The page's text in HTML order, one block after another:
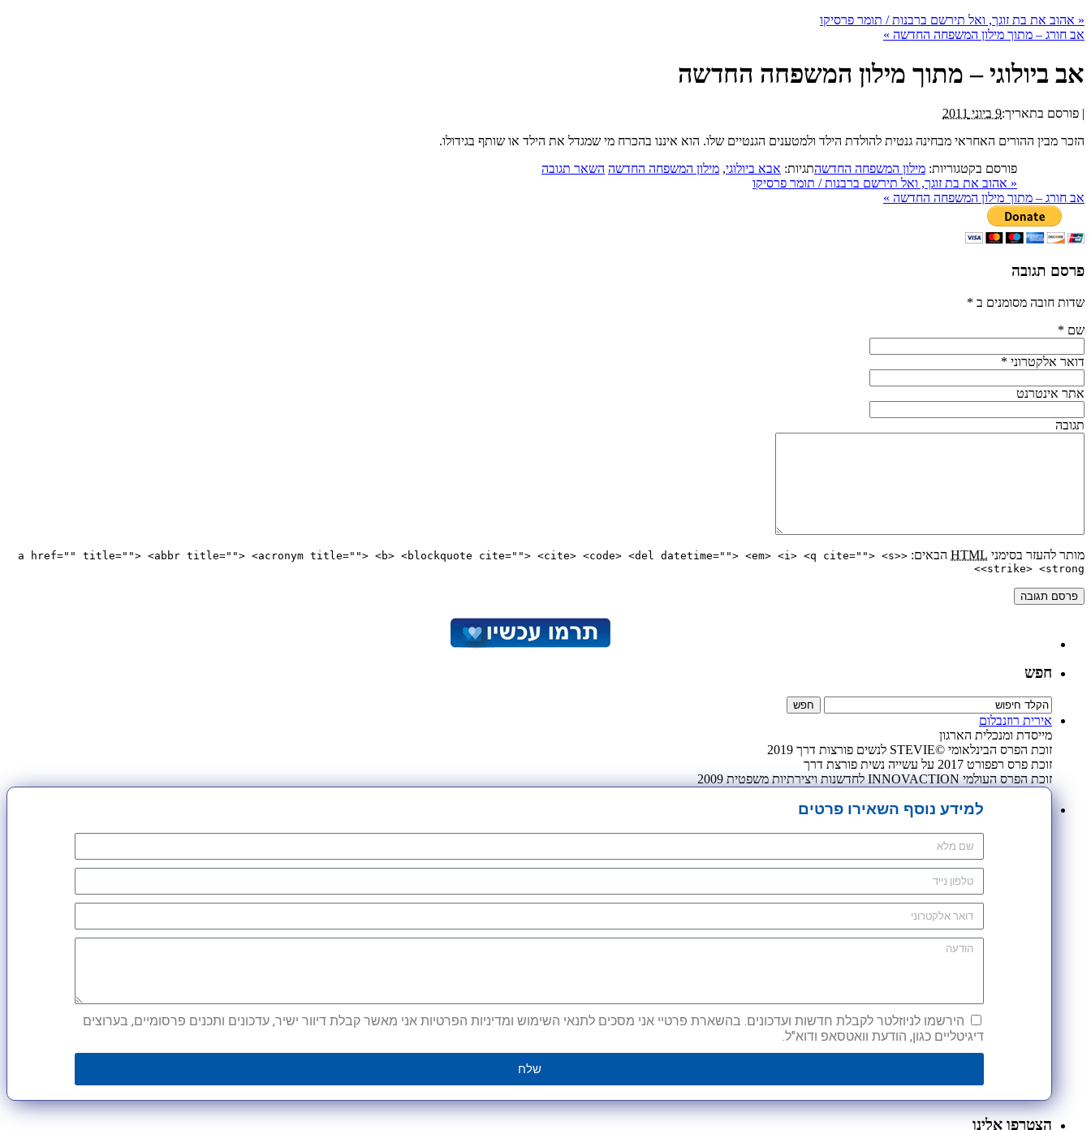
« אהוב את בת זוגך, ואל תירשם ברבנות / תומר פרסיקו
אב חורג – מתוך מילון המשפחה החדשה »
אב ביולוגי – מתוך מילון המשפחה החדשה
| פורסם בתאריך:9 ביוני 2011
הזכר מבין ההורים האחראי מבחינה גנטית להולדת הילד ולמטענים הגנטיים שלו. הוא איננו בהכרח מי שמגדל את הילד או שותף בגידולו.
פורסם בקטגוריות: מילון המשפחה החדשהתגיות: אבא ביולוגי, מילון המשפחה החדשה השאר תגובה
« אהוב את בת זוגך, ואל תירשם ברבנות / תומר פרסיקו
אב חורג – מתוך מילון המשפחה החדשה »
פרסם תגובה
שדות חובה מסומנים ב *
שם *
דואר אלקטרוני *
אתר אינטרנט
תגובה
מותר להעזר בסימני HTML הבאים:
<a href="" title=""> <abbr title=""> <acronym title=""> <b> <blockquote cite=""> <cite> <code> <del datetime=""> <em> <i> <q cite=""> <s>
<strike> <strong>
חפש
אירית רוזנבלום
מייסדת ומנכלית הארגון
זוכת הפרס הבינלאומי ©STEVIE לנשים פורצות דרך 2019
זוכת פרס רפפורט 2017 על עשייה נשית פורצת דרך
זוכת הפרס העולמי INNOVACTION לחדשנות ויצירתיות משפטית 2009
למידע נוסף השאירו פרטים
הירשמו לניוזלטר לקבלת חדשות ועדכונים. בהשארת פרטיי אני מסכים לתנאי השימוש ומדיניות הפרטיות אני מאשר קבלת דיוור ישיר, עדכונים ותכנים פרסומיים, בערוצים
דיגיטליים כגון, הודעת וואטסאפ ודוא"ל.
שלח
הצטרפו אלינו